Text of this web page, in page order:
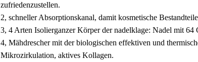
zufriedenzustellen.
2, schneller Absorptionskanal, damit kosmetische
3, 4 Arten Isolierganzer Körper der nadelklage: Nadel mit
4, Mähdrescher mit der biologischen effektiven und
Mikrozirkulation, aktives Kollagen.